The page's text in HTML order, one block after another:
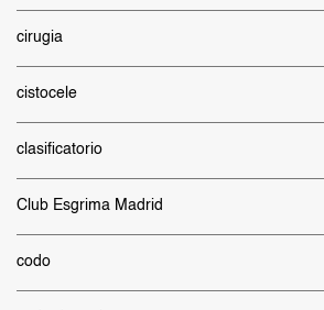
cirugia
cistocele
clasificatorio
Club Esgrima Madrid
codo